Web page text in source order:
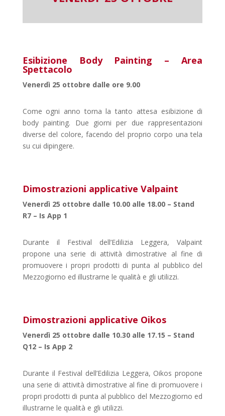
Esibizione Body Painting – Area
Spettacolo
Venerdì 25 ottobre dalle ore 9.00
Come ogni anno torna la tanto attesa esibizione di
body painting. Due giorni per due rappresentazioni
diverse del colore, facendo del proprio corpo una tela
su cui dipingere.
Dimostrazioni applicative Valpaint
Venerdì 25 ottobre dalle 10.00 alle 18.00 – Stand
R7 – Is App 1
Durante il Festival dell’Edilizia Leggera, Valpaint
propone una serie di attività dimostrative al fine di
promuovere i propri prodotti di punta al pubblico del
Mezzogiorno ed illustrarne le qualità e gli utilizzi.
Dimostrazioni applicative Oikos
Venerdì 25 ottobre dalle 10.30 alle 17.15 – Stand
Q12 – Is App 2
Durante il Festival dell’Edilizia Leggera, Oikos propone
una serie di attività dimostrative al fine di promuovere i
propri prodotti di punta al pubblico del Mezzogiorno ed
illustrarne le qualità e gli utilizzi.